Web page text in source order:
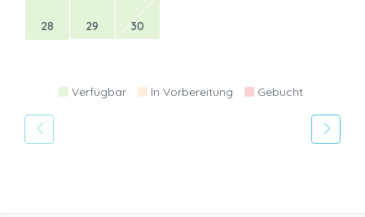
28 29 30
Verfügbar In Vorbereitung Gebucht